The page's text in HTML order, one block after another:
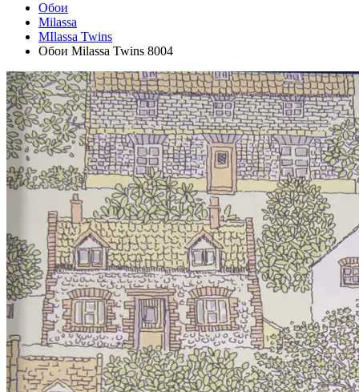
Обои
Milassa
MIlassa Twins
Обои Milassa Twins 8004